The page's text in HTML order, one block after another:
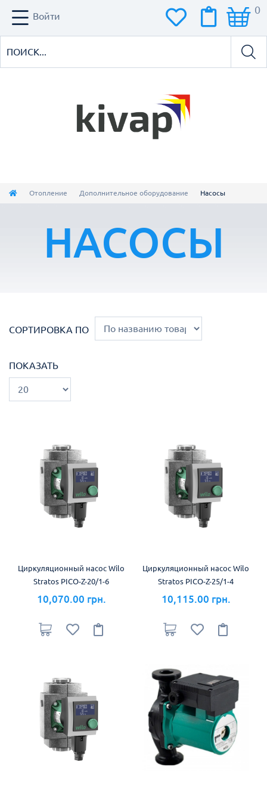
Войти
0
Отопление Дополнительное оборудование Насосы
НАСОСЫ
СОРТИРОВКА ПО
ПОКАЗАТЬ
Циркуляционный насос Wilo
Stratos PICO-Z-20/1-6
10,070.00 грн.
Циркуляционный насос Wilo
Stratos PICO-Z-25/1-4
10,115.00 грн.